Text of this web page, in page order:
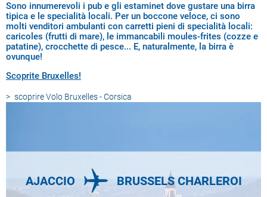
Sono innumerevoli i pub e gli estaminet dove gustare una birra
tipica e le specialità locali. Per un boccone veloce, ci sono
molti venditori ambulanti con carretti pieni di specialità locali:
caricoles (frutti di mare), le immancabili moules-frites (cozze e
patatine), crocchette di pesce... E, naturalmente, la birra è
ovunque!
Scoprite Bruxelles!
scoprireVolo Bruxelles - Corsica
AJACCIO BRUSSELS CHARLEROI